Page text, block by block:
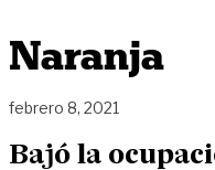
Naranja
febrero 8, 2021
Bajó la